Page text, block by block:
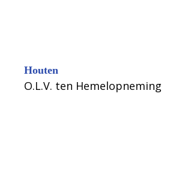
Houten
O.L.V. ten Hemelopneming